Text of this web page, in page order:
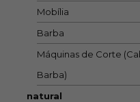
Mobília
Barba
Máquinas de Corte
Barba)
natural